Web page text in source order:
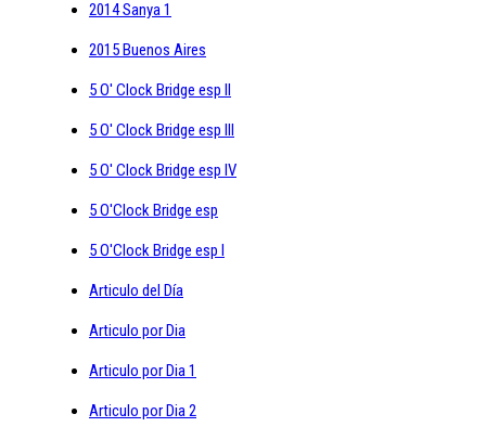
2014 Sanya 1
2015 Buenos Aires
5 O' Clock Bridge esp II
5 O' Clock Bridge esp III
5 O' Clock Bridge esp IV
5 O'Clock Bridge esp
5 O'Clock Bridge esp I
Articulo del Día
Articulo por Dia
Articulo por Dia 1
Articulo por Dia 2